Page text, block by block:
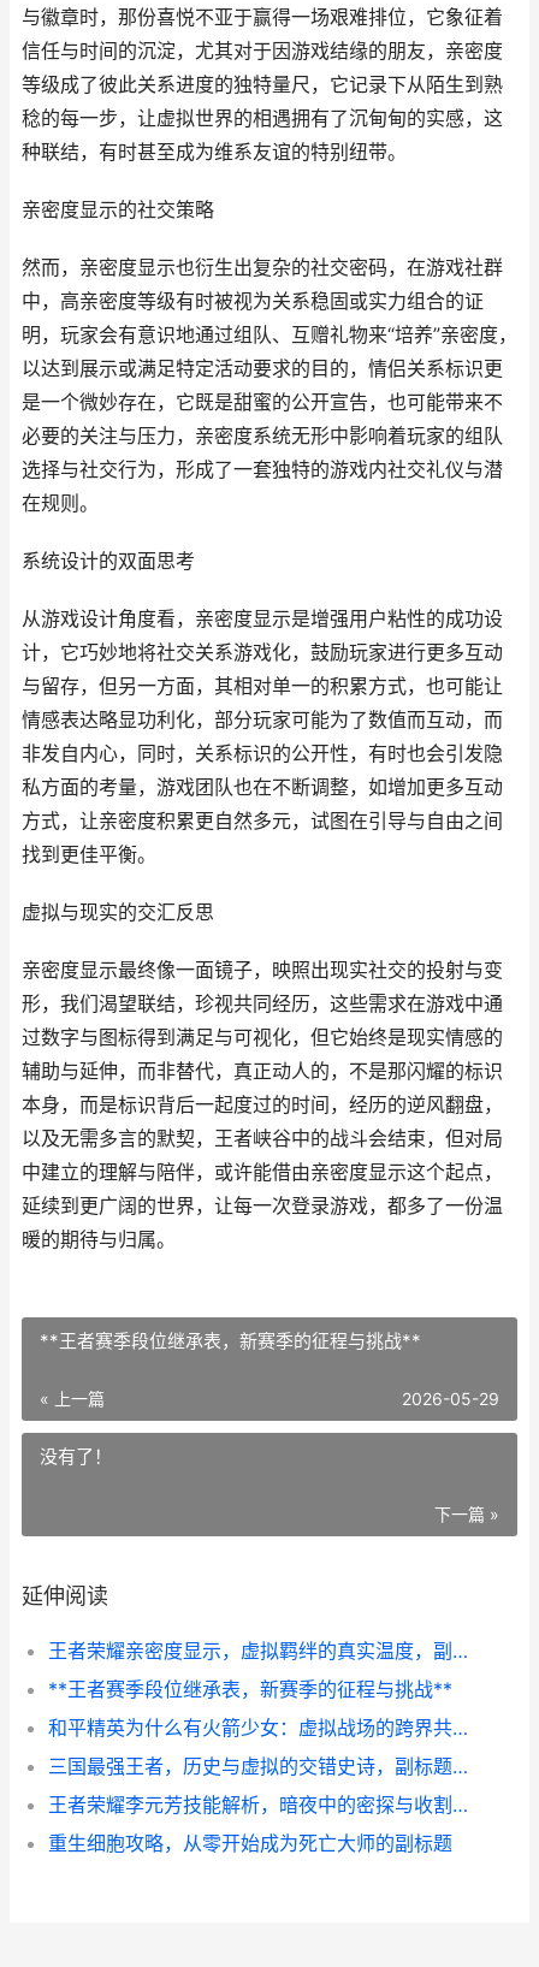
与徽章时，那份喜悦不亚于赢得一场艰难排位，它象征着
信任与时间的沉淀，尤其对于因游戏结缘的朋友，亲密度
等级成了彼此关系进度的独特量尺，它记录下从陌生到熟
稔的每一步，让虚拟世界的相遇拥有了沉甸甸的实感，这
种联结，有时甚至成为维系友谊的特别纽带。
亲密度显示的社交策略
然而，亲密度显示也衍生出复杂的社交密码，在游戏社群
中，高亲密度等级有时被视为关系稳固或实力组合的证
明，玩家会有意识地通过组队、互赠礼物来“培养”亲密度，
以达到展示或满足特定活动要求的目的，情侣关系标识更
是一个微妙存在，它既是甜蜜的公开宣告，也可能带来不
必要的关注与压力，亲密度系统无形中影响着玩家的组队
选择与社交行为，形成了一套独特的游戏内社交礼仪与潜
在规则。
系统设计的双面思考
从游戏设计角度看，亲密度显示是增强用户粘性的成功设
计，它巧妙地将社交关系游戏化，鼓励玩家进行更多互动
与留存，但另一方面，其相对单一的积累方式，也可能让
情感表达略显功利化，部分玩家可能为了数值而互动，而
非发自内心，同时，关系标识的公开性，有时也会引发隐
私方面的考量，游戏团队也在不断调整，如增加更多互动
方式，让亲密度积累更自然多元，试图在引导与自由之间
找到更佳平衡。
虚拟与现实的交汇反思
亲密度显示最终像一面镜子，映照出现实社交的投射与变
形，我们渴望联结，珍视共同经历，这些需求在游戏中通
过数字与图标得到满足与可视化，但它始终是现实情感的
辅助与延伸，而非替代，真正动人的，不是那闪耀的标识
本身，而是标识背后一起度过的时间，经历的逆风翻盘，
以及无需多言的默契，王者峡谷中的战斗会结束，但对局
中建立的理解与陪伴，或许能借由亲密度显示这个起点，
延续到更广阔的世界，让每一次登录游戏，都多了一份温
暖的期待与归属。
**王者赛季段位继承表，新赛季的征程与挑战**
« 上一篇 2026-05-29
没有了！
下一篇 »
延伸阅读
王者荣耀亲密度显示，虚拟羁绊的真实温度，副标题，数字背后的情感联结与社交密码
**王者赛季段位继承表，新赛季的征程与挑战**
和平精英为什么有火箭少女：虚拟战场的跨界共鸣
三国最强王者，历史与虚拟的交错史诗，副标题，策略博弈中的人性光辉
王者荣耀李元芳技能解析，暗夜中的密探与收割艺术，副标题，飞轮与谍影的终极协奏
重生细胞攻略，从零开始成为死亡大师的副标题